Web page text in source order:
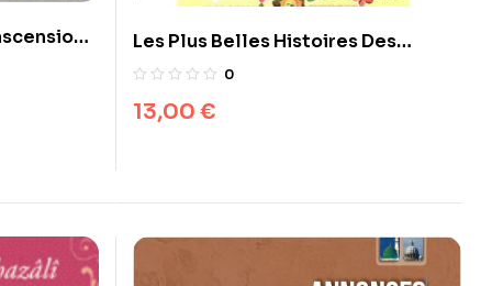
Les Plus Belles Histoires Des
Prophètes D’aprés Le Coran Et Les
Avec Les Textes Bibliques)
0
13,00 €